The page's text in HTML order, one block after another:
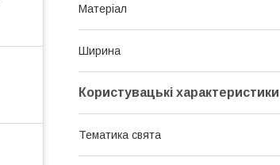
Матеріал
Ширина
Користувацькі характеристики
Тематика свята